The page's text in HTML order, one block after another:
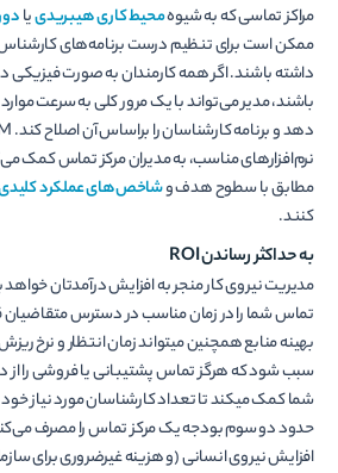
مراکز تماسی که به شیوهمحیط‌ کاری هیبریدییا
ممکن است برای تنظیم درست برنامه‌های
داشته باشند. اگر همه کارمندان به صورت
باشند، مدیر می­‌تواند با یک مرور کلی به سرعت
نرم‌افزارهای مناسب، به مدیران مرکز تماس کمک
مطابق با سطوح هدف وشاخص‌های عملکرد
کنند.
به حداکثر رساندن ROI
مدیریت نیروی کار منجر به افزایش درآمدتان خواهد
تماس شما را در زمان مناسب در دسترس
بهینه منابع همچنین می­تواند زمان انتظار و نرخ
سبب شود که هرگز تماس پشتیبانی یا فروشی را از
شما کمک می­کند تا تعداد کارشناسان مورد نیاز خود
افزایش نیروی انسانی (و هزینه غیرضروری برای